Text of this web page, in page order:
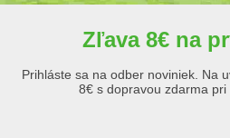
Zľava 8€ na
Prihláste sa na odber noviniek. Na
8€ s dopravou zdarma pri